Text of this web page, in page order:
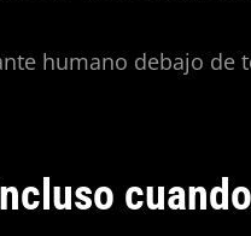
humano debajo de